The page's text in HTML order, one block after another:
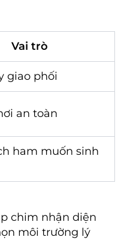
Vai trò
giao phối
an toàn
ham muốn sinh
chim nhận diện
môi trường lý